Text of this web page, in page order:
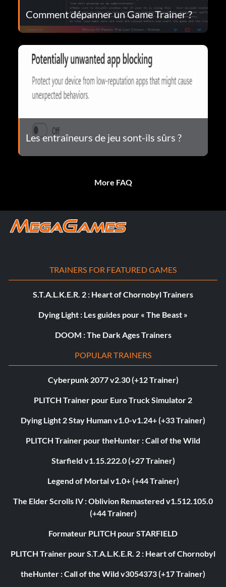
Comment dépanner un Game Trainer ?
Les entraîneurs de jeu sont-ils sûrs ?
More FAQ
TRAINERS FOR FEATURED GAMES
S.T.A.L.K.E.R. 2 : Heart of Chornobyl Trainers
Dying Light : Les guides pour « The Beast »
DOOM : The Dark Ages Trainers
POPULAR TRAINERS
Cyberpunk 2077 v2.30 (+12 Trainer)
PLITCH Trainer pour Euro Truck Simulator 2
Dying Light 2 Stay Human v1.0-v1.24+ (+33 Trainer)
PLITCH Trainer pour theHunter : Call of the Wild
Starfield v1.15.222.0 (+27 Trainer)
Legend of Mortal v1.0+ (+44 Trainer)
The Elder Scrolls IV : Oblivion Remastered v1.512.105.0
(+44 Trainer)
Formateur PLITCH pour STARFIELD
PLITCH Trainer pour S.T.A.L.K.E.R. 2 : Heart of Chornobyl
theHunter : Call of the Wild v3054373 (+17 Trainer)